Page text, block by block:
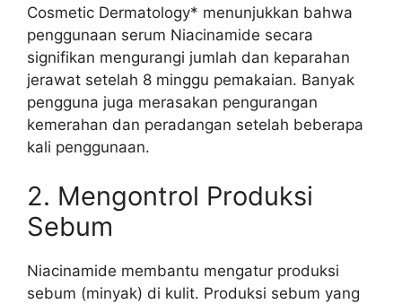
Cosmetic Dermatology* menunjukkan bahwa
penggunaan serum Niacinamide secara
signifikan mengurangi jumlah dan keparahan
jerawat setelah 8 minggu pemakaian. Banyak
pengguna juga merasakan pengurangan
kemerahan dan peradangan setelah beberapa
kali penggunaan.
2. Mengontrol Produksi
Sebum
Niacinamide membantu mengatur produksi
sebum (minyak) di kulit. Produksi sebum yang